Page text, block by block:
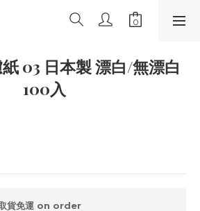
03 日本製 漂白/無漂白
100入
取貨免運 on order